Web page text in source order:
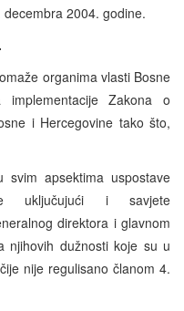
2004. godine.
organima vlasti Bosne
Zakona o
i Hercegovine tako što,
apsektima uspostave
uključujući i savjete
direktora i glavnom
njihovih dužnosti koje su u
nije regulisano članom 4.